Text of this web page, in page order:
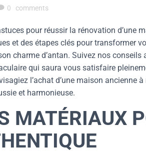
0 comments
pour réussir la rénovation d’une
et des étapes clés pour transformer
charme d’antan. Suivez nos conseils
qui saura vous satisfaire
l’achat d’une maison ancienne
et harmonieuse.
MATÉRIAUX